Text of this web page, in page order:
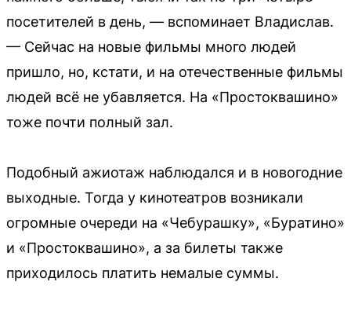
посетителей в день, — вспоминает Владислав.
— Сейчас на новые фильмы много людей
пришло, но, кстати, и на отечественные фильмы
людей всё не убавляется. На «Простоквашино»
тоже почти полный зал.
Подобный ажиотаж наблюдался и в новогодние
выходные. Тогда у кинотеатров возникали
огромные очереди на «Чебурашку», «Буратино»
и «Простоквашино», а за билеты также
приходилось платить немалые суммы.